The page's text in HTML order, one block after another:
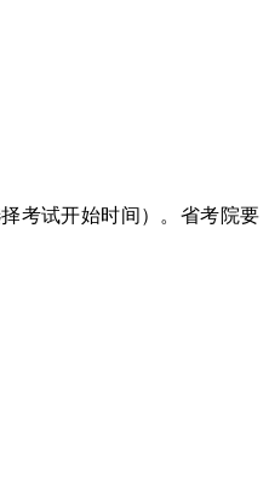
考试开始时间）。省考院要